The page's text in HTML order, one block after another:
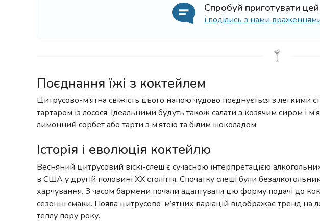
Спробуй приготувати
і поділись з нами
Поєднання їжі з коктейлем
Цитрусово-м’ятна свіжість цього напою чудово поєднується з
тартаром із лосося. Ідеальними будуть також салати з козячим сиром і
лимонний сорбет або тарти з м’ятою та білим шоколадом.
Історія і еволюція коктейлю
Весняний цитрусовий віскі-слеш є сучасною інтерпретацією
в США у другій половині XX століття. Спочатку слеші були
харчування. З часом бармени почали адаптувати цю форму подачі до
сезонні смаки. Поява цитрусово-м’ятних варіацій відображає тренд на
теплу пору року.